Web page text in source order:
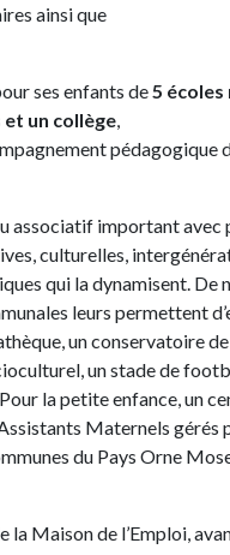
ainsi que
ses enfants de5
un collège,
pédagogique
associatif important avec
culturelles,
qui la dynamisent. De
leurs permettent
un conservatoire
un stade de
la petite enfance, un
Maternels gérés
du Pays Orne
la Maison de l’Emploi,